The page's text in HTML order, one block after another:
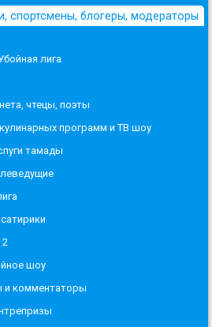
спортсмены, блогеры, модераторы
лига
чтецы, поэты
программ и ТВ шоу
тамады
2
шоу
и комментаторы